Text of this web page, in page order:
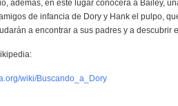
además, en este lugar conocerá a Bailey,
de infancia de Dory y Hank el pulpo,
a encontrar a sus padres y a descubrir
wiki/Buscando_a_Dory